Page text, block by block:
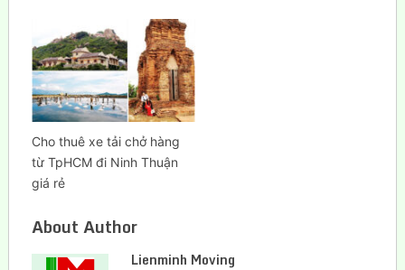
Cho thuê xe tải chở hàng
từ TpHCM đi Ninh Thuận
giá rẻ
About Author
Lienminh Moving